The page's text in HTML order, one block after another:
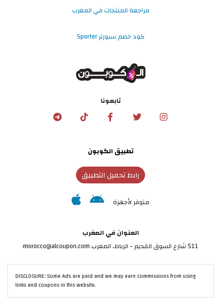
مراجعة المنتجات في المغرب
كود خصم سبورتر Sporter
تابعونا
تطبيق الكوبون
رابط تحميل التطبيق
متوفر لأجهزة
العنوان في المغرب
511 شارع السوق القديم - الرباط، المغرب morocco@alcoupon.com
DISCLOSURE: Some Ads are paid and we may earn commissions from using
links and coupons in this website.